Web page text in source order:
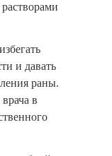
и давать
раны.
в